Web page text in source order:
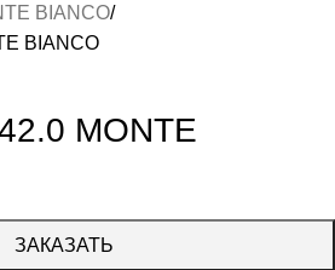
BIANCO
BIANCO
MONTE
ЗАКАЗАТЬ